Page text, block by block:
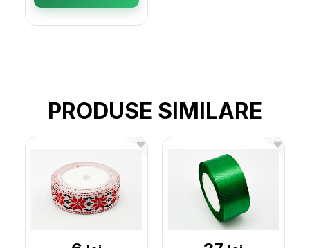
PRODUSE SIMILARE